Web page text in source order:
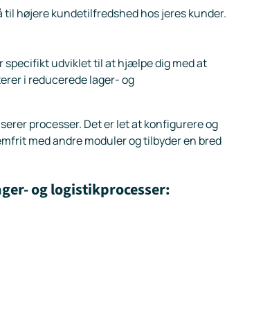
højere kundetilfredshed hos jeres kunder.
specifikt udviklet til at hjælpe dig med at
i reducerede lager- og
processer. Det er let at konfigurere og
med andre moduler og tilbyder en bred
og logistikprocesser: